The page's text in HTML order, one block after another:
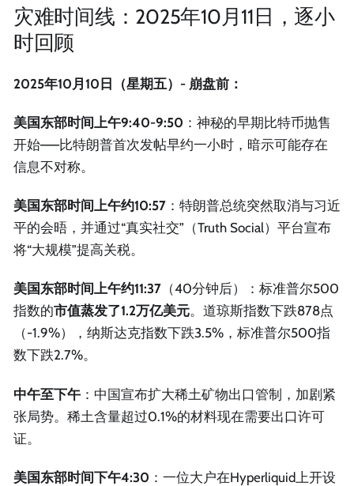
灾难时间线：2025年10月11日，逐小
时回顾
2025年10月10日（星期五）- 崩盘前：
美国东部时间上午9:40-9:50 ：神秘的早期比特币抛售
开始——比特朗普首次发帖早约一小时，暗示可能存在
信息不对称。
美国东部时间上午约10:57 ：特朗普总统突然取消与习近
平的会晤，并通过“真实社交”（Truth Social）平台宣布
将“大规模”提高关税。
美国东部时间上午约11:37 （40分钟后）：标准普尔500
指数的市值蒸发了1.2万亿美元。道琼斯指数下跌878点
（-1.9%），纳斯达克指数下跌3.5%，标准普尔500指
数下跌2.7%。
中午至下午 ：中国宣布扩大稀土矿物出口管制，加剧紧
张局势。稀土含量超过0.1%的材料现在需要出口许可
证。
美国东部时间下午4:30 ：一位大户在Hyperliquid上开设